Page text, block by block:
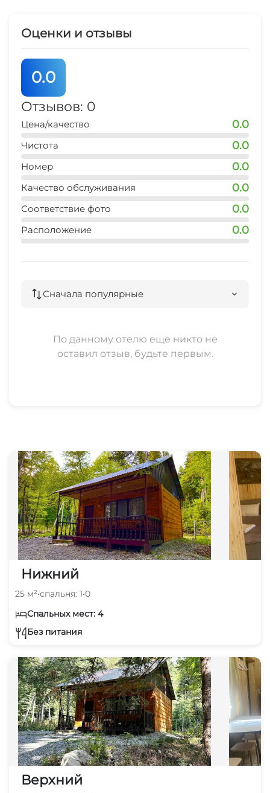
Оценки и отзывы
0.0
Отзывов: 0
Цена/качество 0.0
Чистота 0.0
Номер 0.0
Качество обслуживания 0.0
Соответствие фото 0.0
Расположение 0.0
Сначала популярные
По данному отелю еще никто не
оставил отзыв, будьте первым.
Нижний
25 м²•спальня: 1•0
Спальных мест: 4
Без питания
Верхний